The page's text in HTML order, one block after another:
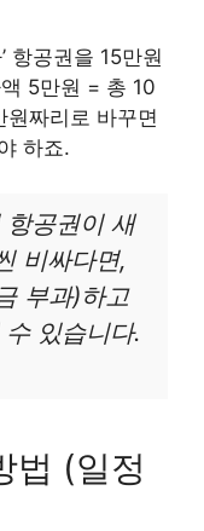
항공권을 15만원
5만원 = 총 10
짜리로 바꾸면
하죠.
항공권이 새
비싸다면,
부과)하고
있습니다.
법 (일정